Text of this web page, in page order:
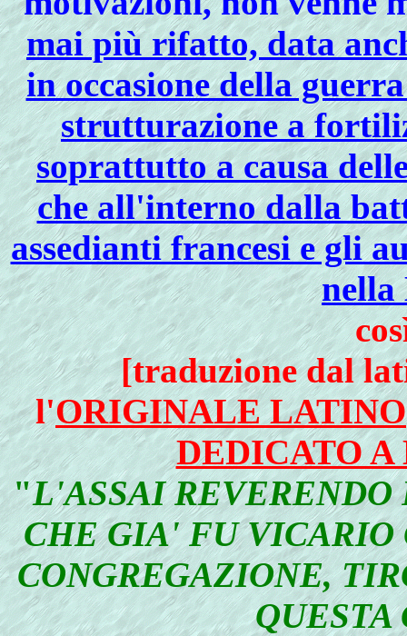
mai più rifatto, data
in occasione della
strutturazione a
soprattutto a causa
che all'interno dalla
assedianti francesi e gli
nella
[traduzione dal
l'ORIGINALE LATINO
DEDICATO A
"L'ASSAI REVERENDO
CHE GIA' FU VICARIO
CONGREGAZIONE,
QUESTA